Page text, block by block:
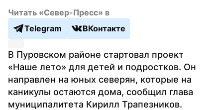
Читать «Север-Пресс» в
Telegram
ВКонтакте
В Пуровском районе стартовал проект
«Наше лето» для детей и подростков. Он
направлен на юных северян, которые на
каникулы остаются дома, сообщил глава
муниципалитета Кирилл Трапезников.